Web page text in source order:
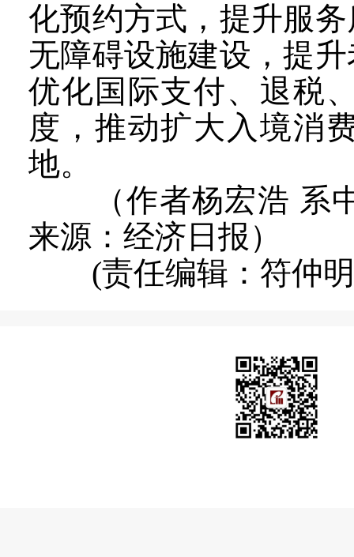
化预约方式，提升服
无障碍设施建设，提
优化国际支付、退税
度，推动扩大入境消
地。
（作者杨宏浩 系中
来源：经济日报）
(责任编辑：符仲